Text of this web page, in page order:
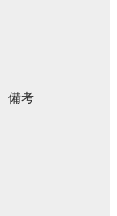
備考